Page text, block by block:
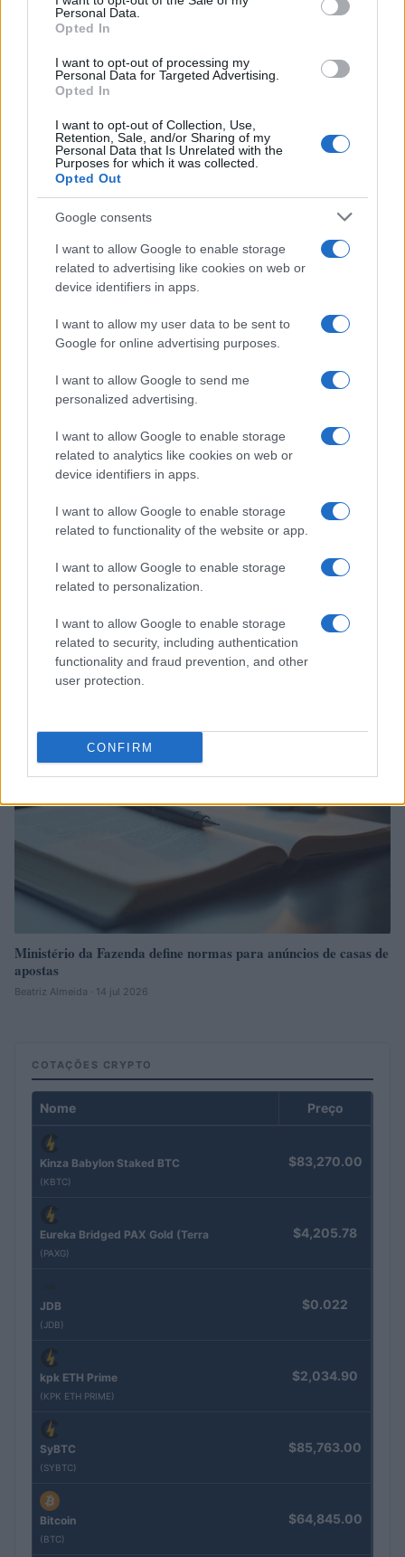
Personal Data.
Opted In
I want to opt-out of processing my
Personal Data for Targeted Advertising.
Opted In
I want to opt-out of Collection, Use,
Retention, Sale, and/or Sharing of my
Personal Data that Is Unrelated with the
Purposes for which it was collected.
Opted Out
Google consents
I want to allow Google to enable storage
related to advertising like cookies on web or
device identifiers in apps.
I want to allow my user data to be sent to
Google for online advertising purposes.
I want to allow Google to send me
personalized advertising.
I want to allow Google to enable storage
related to analytics like cookies on web or
device identifiers in apps.
I want to allow Google to enable storage
related to functionality of the website or app.
I want to allow Google to enable storage
related to personalization.
I want to allow Google to enable storage
related to security, including authentication
functionality and fraud prevention, and other
user protection.
CONFIRM
Continue lendo
FISCO
Guia de defesa administrativa e judicial em litígios fiscais
Bruno Costa · 26 jul 2026
FISCO
Como a fiscalização afeta prestadores de serviços e empresas
Bruno Costa · 19 jul 2026
Ministério da Fazenda define normas para anúncios de casas de
apostas
Beatriz Almeida · 14 jul 2026
COTAÇÕES CRYPTO
Nome Preço
Kinza Babylon Staked BTC
(KBTC)
$83,270.00
Eureka Bridged PAX Gold (Terra
(PAXG)
$4,205.78
JDB
(JDB)
$0.022
kpk ETH Prime
(KPK ETH PRIME)
$2,034.90
SyBTC
(SYBTC)
$85,763.00
Bitcoin
(BTC)
$64,845.00